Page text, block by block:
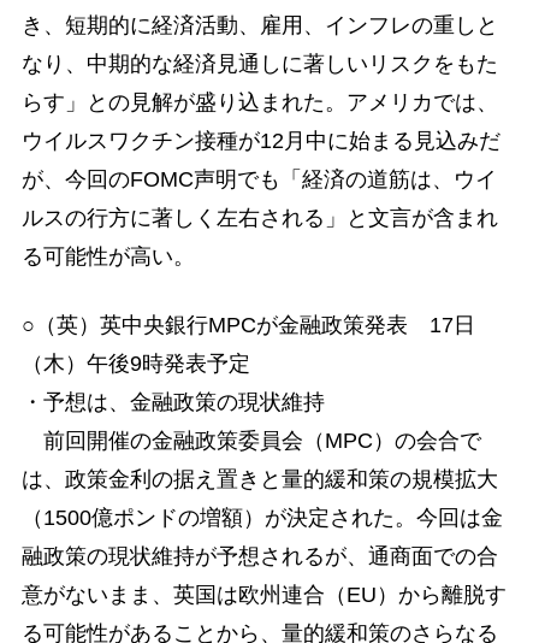
き、短期的に経済活動、雇用、インフレの重しと
なり、中期的な経済見通しに著しいリスクをもた
らす」との見解が盛り込まれた。アメリカでは、
ウイルスワクチン接種が12月中に始まる見込みだ
が、今回のFOMC声明でも「経済の道筋は、ウイ
ルスの行方に著しく左右される」と文言が含まれ
る可能性が高い。
○（英）英中央銀行MPCが金融政策発表 17日
（木）午後9時発表予定
・予想は、金融政策の現状維持
前回開催の金融政策委員会（MPC）の会合で
は、政策金利の据え置きと量的緩和策の規模拡大
（1500億ポンドの増額）が決定された。今回は金
融政策の現状維持が予想されるが、通商面での合
意がないまま、英国は欧州連合（EU）から離脱す
る可能性があることから、量的緩和策のさらなる